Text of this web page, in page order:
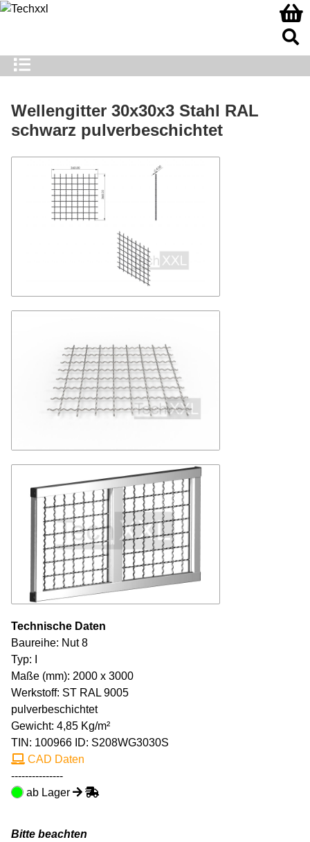
Wellengitter 30x30x3 Stahl RAL
schwarz pulverbeschichtet
Technische Daten
Baureihe: Nut 8
Typ: I
Maße (mm): 2000 x 3000
Werkstoff: ST RAL 9005
pulverbeschichtet
Gewicht: 4,85 Kg/m²
TIN: 100966 ID: S208WG3030S
CAD Daten
---------------
ab Lager
Bitte beachten